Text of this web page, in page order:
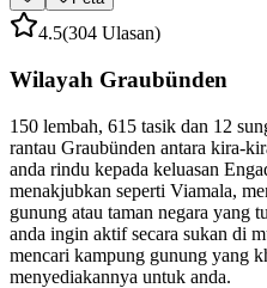
4.5(304 Ulasan)
Wilayah Graubünden
150 lembah, 615 tasik dan 12
rantau Graubünden antara kira-
anda rindu kepada keluasan
menakjubkan seperti Viamala,
gunung atau taman negara yang
anda ingin aktif secara sukan di
mencari kampung gunung yang
menyediakannya untuk anda.